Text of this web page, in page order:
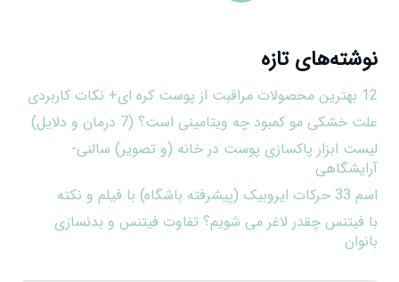
نوشته‌های تازه
12 بهترین محصولات مراقبت از پوست کره ای+ نکات کاربردی
علت خشکی مو کمبود چه ویتامینی است؟ (7 درمان و دلایل)
لیست ابزار پاکسازی پوست در خانه (و تصویر) سالنی-
آرایشگاهی
اسم 33 حرکات ایروبیک (پیشرفته باشگاه) با فیلم و نکته
با فیتنس چقدر لاغر می شویم؟ تفاوت فیتنس و بدنسازی
بانوان